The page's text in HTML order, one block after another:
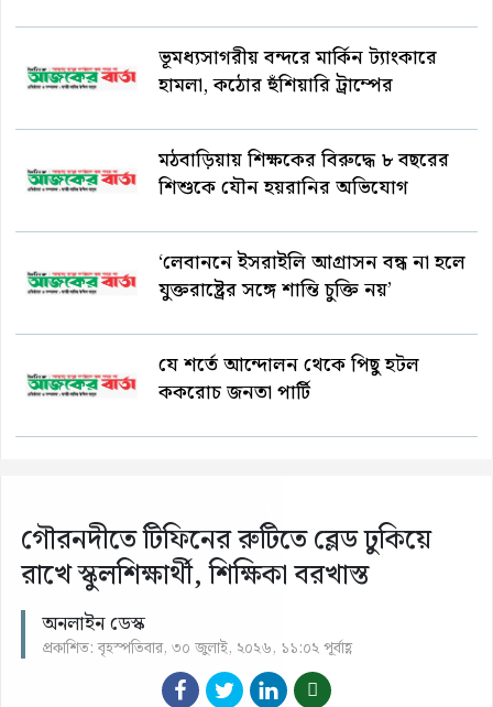
ভূমধ্যসাগরীয় বন্দরে মার্কিন ট্যাংকারে
হামলা, কঠোর হুঁশিয়ারি ট্রাম্পের
মঠবাড়িয়ায় শিক্ষকের বিরুদ্ধে ৮ বছরের
শিশুকে যৌন হয়রানির অভিযোগ
‘লেবাননে ইসরাইলি আগ্রাসন বন্ধ না হলে
যুক্তরাষ্ট্রের সঙ্গে শান্তি চুক্তি নয়’
যে শর্তে আন্দোলন থেকে পিছু হটল
ককরোচ জনতা পার্টি
গৌরনদীতে টিফিনের রুটিতে ব্লেড ঢুকিয়ে
রাখে স্কুলশিক্ষার্থী, শিক্ষিকা বরখাস্ত
অনলাইন ডেস্ক
প্রকাশিত: বৃহস্পতিবার, ৩০ জুলাই, ২০২৬, ১১:০২ পূর্বাহ্ণ